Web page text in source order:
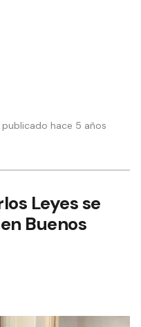
hace 5 años
Leyes se
Buenos